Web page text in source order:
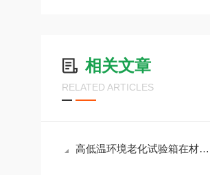
相关文章
RELATED ARTICLES
高低温环境老化试验箱在材料老化测试中的模拟效果与应用